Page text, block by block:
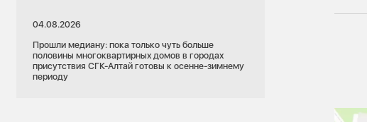
04.08.2026
Прошли медиану: пока только чуть больше
половины многоквартирных домов в городах
присутствия СГК-Алтай готовы к осенне-зимнему
периоду